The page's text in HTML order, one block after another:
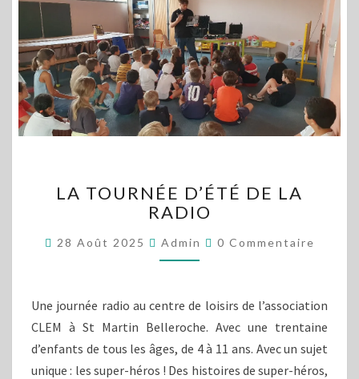
TOURNÉE
D’ÉTÉ
LA
RADIO
LA TOURNÉE D’ÉTÉ DE LA
RADIO
28 Août 2025 Admin Commentaires
0 Commentaire
Une journée radio au centre de loisirs de l’association
CLEM à St Martin Belleroche. Avec une trentaine
d’enfants de tous les âges, de 4 à 11 ans. Avec un sujet
unique : les super-héros ! Des histoires de super-héros,